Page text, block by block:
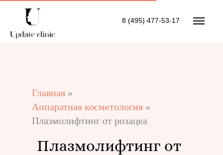
8 (495) 477-53-17
Главная »
Аппаратная косметология »
Плазмолифтинг от розацеа
Плазмолифтинг от